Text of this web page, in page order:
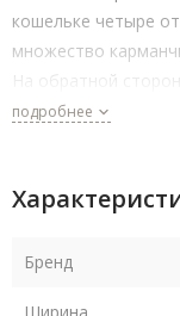
кошельке четыре
множество
На обратной
молнии для монет.
подробнее
Бренд